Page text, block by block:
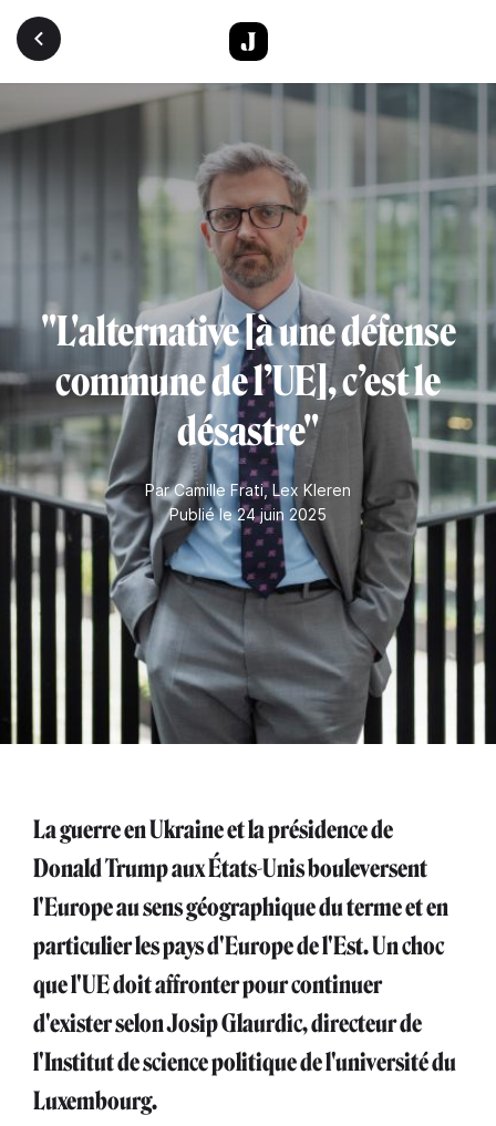
Aller au contenu principal
"L'alternative [à une défense
commune de l’UE], c’est le
désastre"
ParCamille Frati,Lex Kleren
Publié le 24 juin 2025
La guerre en Ukraine et la présidence de
Donald Trump aux États-Unis bouleversent
l'Europe au sens géographique du terme et en
particulier les pays d'Europe de l'Est. Un choc
que l'UE doit affronter pour continuer
d'exister selon Josip Glaurdic, directeur de
l'Institut de science politique de l'université du
Luxembourg.